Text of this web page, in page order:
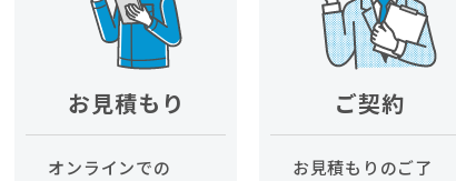
お見積もり
オンラインでの
ご契約
お見積もりのご了